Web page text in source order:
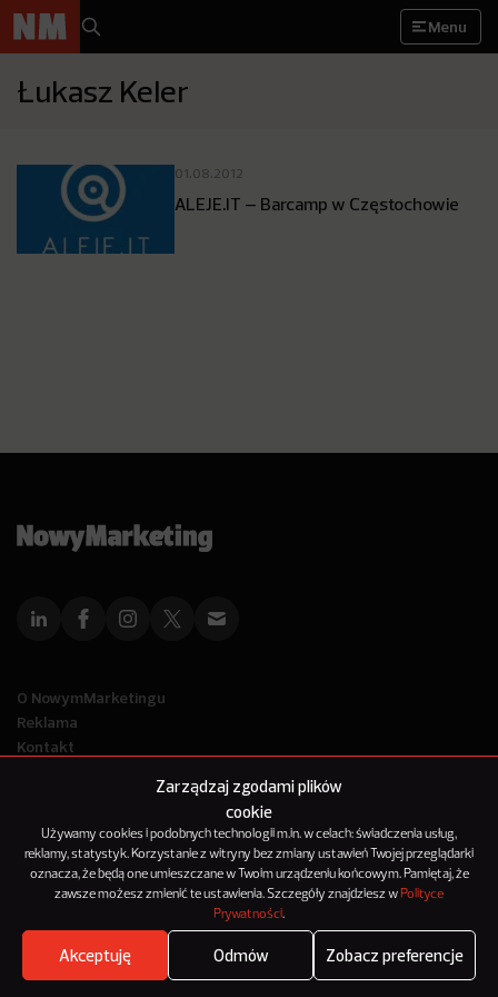
Zarządzaj zgodami plików
cookie
Używamy cookies i podobnych technologii m.in. w celach: świadczenia usług,
reklamy, statystyk. Korzystanie z witryny bez zmiany ustawień Twojej przeglądarki
oznacza, że będą one umieszczane w Twoim urządzeniu końcowym. Pamiętaj, że
zawsze możesz zmienić te ustawienia. Szczegóły znajdziesz w Polityce
Prywatności.
Akceptuję Odmów Zobacz preferencje
Menu
Łukasz Keler
01.08.2012
ALEJE.IT – Barcamp w Częstochowie
Where's the beef?
O NowymMarketingu
Reklama
Kontakt
© 2012-2025
NowyMarketing jest marką 143Media Sp. z o.o.